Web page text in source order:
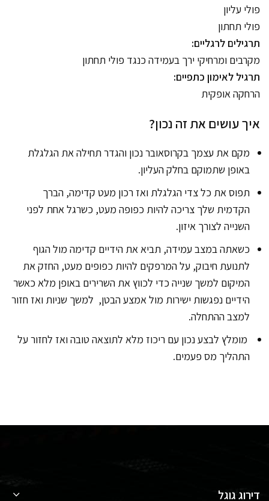
פולי עליון
פולי תחתון
תרגילים לרגליים:
מקרבים ומרחיקי ירך בעמידה כנגד פולי תחתון
תרגיל לאימון כתפיים:
הרחקה אופקית
איך עושים את זה נכון?
מקם את עצמך בקרוסאובר נכון והגדר תחילה את הגלגלת
באופן שתמוקם בחלק העליון.
תפוס את כל צדי הגלגלת ואז רכון מעט קדימה, הברך
הקדמית שלך צריכה להיות כפופה מעט, כשרגל אחת לפני
השנייה לצורך איזון.
כשאתה במצב עמידה, תביא את הידיים קדימה מול הגוף
לתנועת חיבוק, על המרפקים להיות כפופים מעט, החזק את
המיקום למשך שנייה כדי לכווץ את השרירים באופן מלא כאשר
הידיים נפגשות ישירות מול אמצע הבטן, למשך שניות ואז חזור
למצב ההתחלה.
מומלץ לבצע נכון עם ריכוז מלא לתוצאה טובה ואז לחזור על
התהליך מס פעמים.
דירוג גוגל